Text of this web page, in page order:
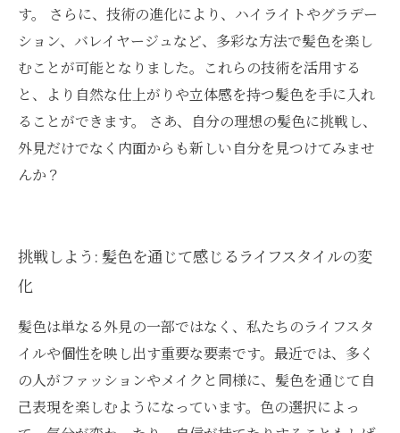
す。 さらに、技術の進化により、ハイライトやグラデー
ション、バレイヤージュなど、多彩な方法で髪色を楽し
むことが可能となりました。これらの技術を活用する
と、より自然な仕上がりや立体感を持つ髪色を手に入れ
ることができます。 さあ、自分の理想の髪色に挑戦し、
外見だけでなく内面からも新しい自分を見つけてみませ
んか？
挑戦しよう: 髪色を通じて感じるライフスタイルの変
化
髪色は単なる外見の一部ではなく、私たちのライフスタ
イルや個性を映し出す重要な要素です。最近では、多く
の人がファッションやメイクと同様に、髪色を通じて自
己表現を楽しむようになっています。色の選択によっ